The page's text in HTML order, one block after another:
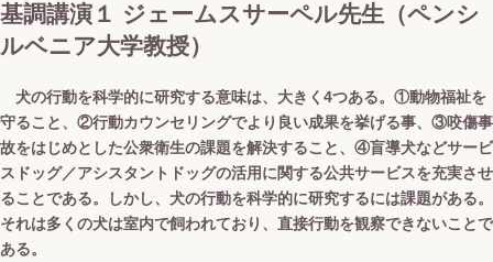
基調講演１ ジェームスサーペル先生（ペンシ
ルベニア大学教授）
犬の行動を科学的に研究する意味は、大きく4つある。①動物福祉を
守ること、②行動カウンセリングでより良い成果を挙げる事、③咬傷事
故をはじめとした公衆衛生の課題を解決すること、④盲導犬などサービ
スドッグ／アシスタントドッグの活用に関する公共サービスを充実させ
ることである。しかし、犬の行動を科学的に研究するには課題がある。
それは多くの犬は室内で飼われており、直接行動を観察できないことで
ある。